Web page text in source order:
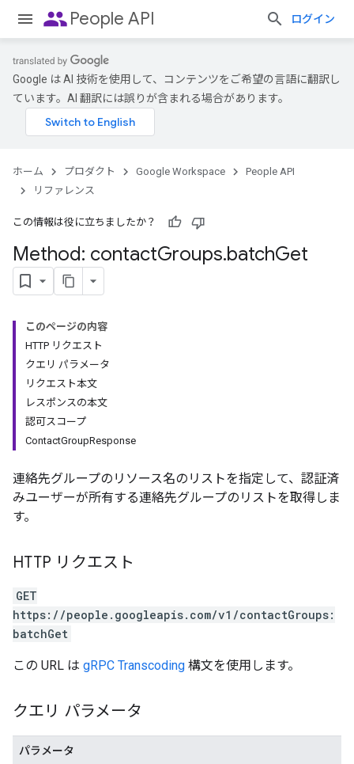
peoplePeople API ログイン
Google は AI 技術を使用して、コンテンツをご希望の言語に翻訳し
ています。AI 翻訳には誤りが含まれる場合があります。
ホーム プロダクト Google Workspace
People API
リファレンス
この情報は役に立ちましたか？
Method: contactGroups.batchGet
このページの内容
HTTP リクエスト
クエリ パラメータ
リクエスト本文
レスポンスの本文
認可スコープ
ContactGroupResponse
連絡先グループのリソース名のリストを指定して、認証済
みユーザーが所有する連絡先グループのリストを取得しま
す。
HTTP リクエスト
GET
https://people.googleapis.com/v1/contactGroups:
batchGet
この URL は gRPC Transcoding 構文を使用します。
クエリ パラメータ
パラメータ